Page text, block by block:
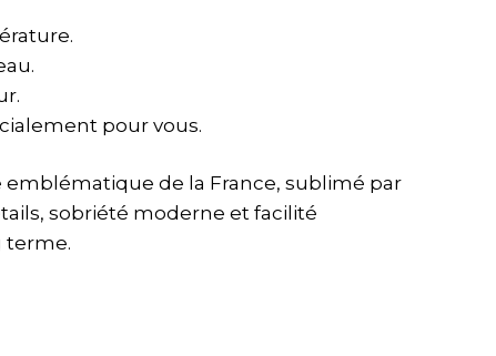
pour vous.
emblématique de la France, sublimé par
sobriété moderne et facilité
terme.